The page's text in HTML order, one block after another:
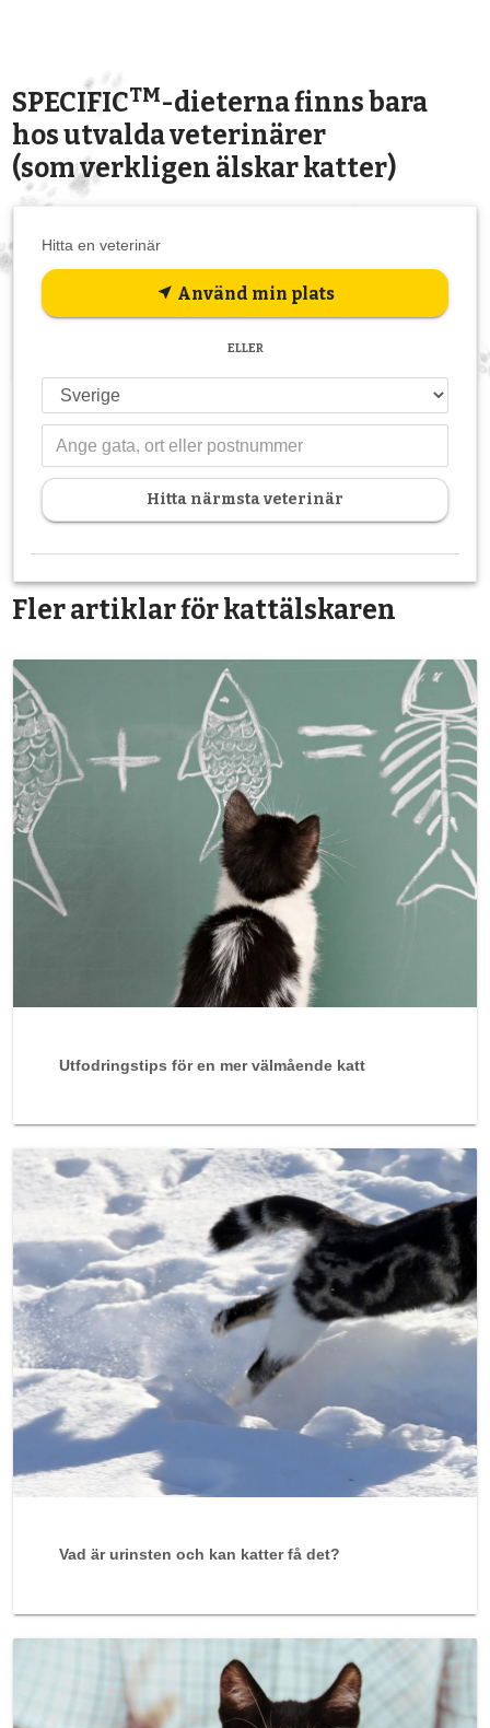
SPECIFICTM-dieterna finns bara
hos utvalda veterinärer
(som verkligen älskar katter)
Hitta en veterinär
near_me Använd min plats
ELLER
Hitta närmsta veterinär
Fler artiklar för kattälskaren
Utfodringstips för en mer välmående katt
Vad är urinsten och kan katter få det?